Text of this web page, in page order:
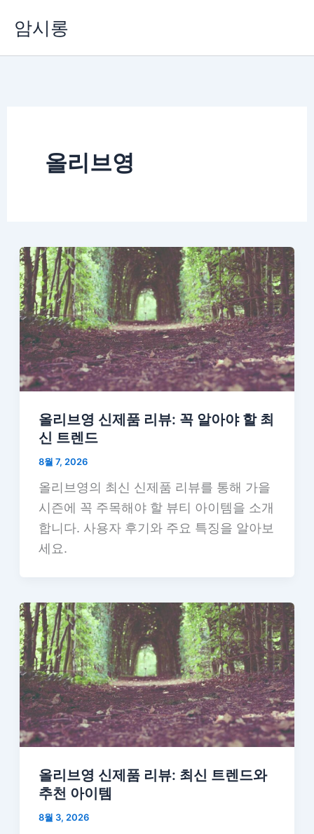
암시롱
올리브영
올리브영 신제품 리뷰: 꼭 알아야 할 최
신 트렌드
8월 7, 2026
올리브영의 최신 신제품 리뷰를 통해 가을
시즌에 꼭 주목해야 할 뷰티 아이템을 소개
합니다. 사용자 후기와 주요 특징을 알아보
세요.
올리브영 신제품 리뷰: 최신 트렌드와
추천 아이템
8월 3, 2026